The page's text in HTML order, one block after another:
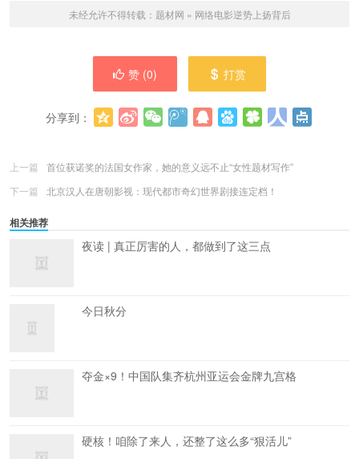
未经允许不得转载： 题材网 » 网络电影逆势上扬背后
赞 (0) 打赏
分享到：
上一篇
首位获诺奖的法国女作家，她的意义远不止“女性题材写作”
下一篇
北京汉人在唐朝影视：现代都市奇幻世界剧接连定档！
相关推荐
夜读 | 真正厉害的人，都做到了这三点
今日秋分
夺金×9！中国队集齐杭州亚运会金牌九宫格
硬核！咱除了来人，还整了这么多“狠活儿”